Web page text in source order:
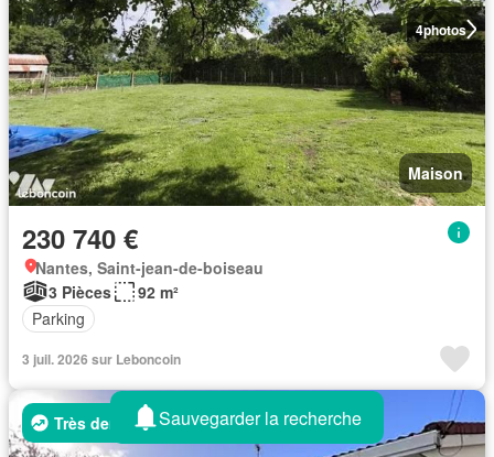
4photos
Maison
230 740 €
Nantes, Saint-jean-de-boiseau
3 Pièces
92 m²
Parking
3 juil. 2026 sur Leboncoin
Très demandéeSauvegarder la recherche